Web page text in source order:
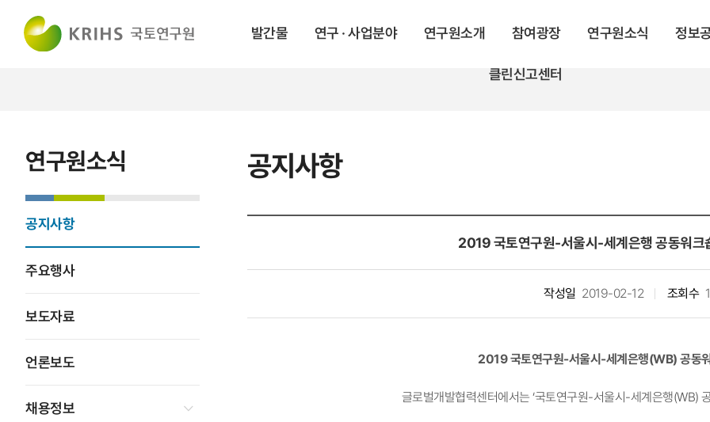
발간물 연구 · 사업분야 연구원소개 참여광장 연구원소식 정보
클린신고센터
공지사항
연구원소식
공지사항
주요행사
보도자료
언론보도
채용정보
2019 국토연구원-서울시-세계은행 공동워크
작성일 2019-02-12 조회수
2019 국토연구원-서울시-세계은행(WB) 공동워
글로벌개발협력센터에서는 ‘국토연구원-서울시-세계은행(WB)